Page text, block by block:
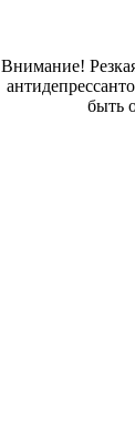
Внимание!
быть